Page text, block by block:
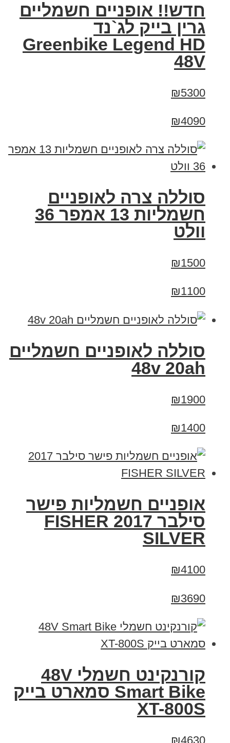
חדש!! אופניים חשמליים
גרין בייק לג`נד
Greenbike Legend HD
48V
₪5300
₪4090
סוללה צרה לאופניים
חשמליות 13 אמפר 36
וולט
₪1500
₪1100
סוללה לאופניים חשמליים
48v 20ah
₪1900
₪1400
אופניים חשמליות פישר
סילבר 2017 FISHER
SILVER
₪4100
₪3690
קורנקינט חשמלי 48V
Smart Bike סמארט בייק
XT-800S
₪4630